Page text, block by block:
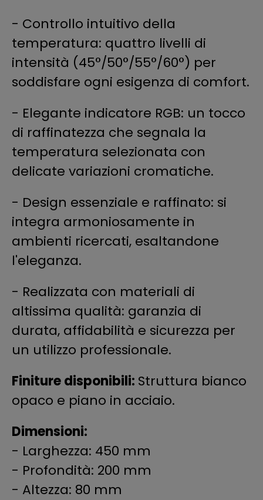
- Controllo intuitivo della
temperatura: quattro livelli di
intensità (45°/50°/55°/60°) per
soddisfare ogni esigenza di comfort.
- Elegante indicatore RGB: un tocco
di raffinatezza che segnala la
temperatura selezionata con
delicate variazioni cromatiche.
- Design essenziale e raffinato: si
integra armoniosamente in
ambienti ricercati, esaltandone
l'eleganza.
- Realizzata con materiali di
altissima qualità: garanzia di
durata, affidabilità e sicurezza per
un utilizzo professionale.
Finiture disponibili: Struttura bianco
opaco e piano in acciaio.
Dimensioni:
- Larghezza: 450 mm
- Profondità: 200 mm
- Altezza: 80 mm